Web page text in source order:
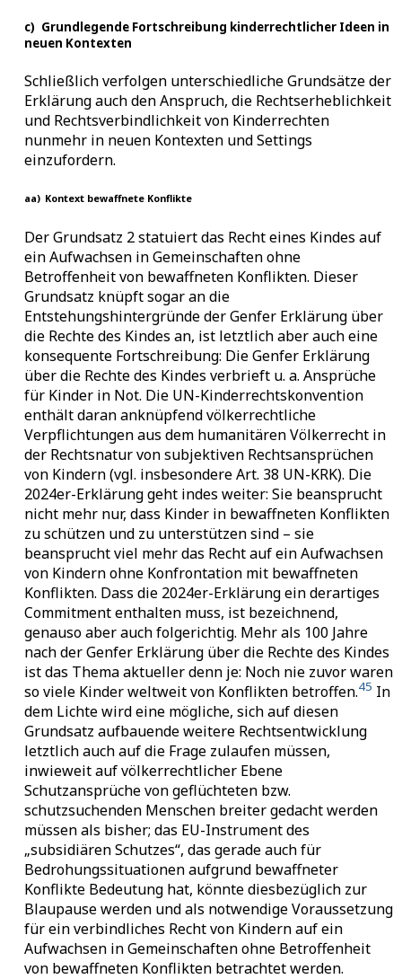
c) Grundlegende Fortschreibung kinderrechtlicher Ideen in
neuen Kontexten
Schließlich verfolgen unterschiedliche Grundsätze der
Erklärung auch den Anspruch, die Rechtserheblichkeit
und Rechtsverbindlichkeit von Kinderrechten
nunmehr in neuen Kontexten und Settings
einzufordern.
aa) Kontext bewaffnete Konflikte
Der Grundsatz 2 statuiert das Recht eines Kindes auf
ein Aufwachsen in Gemeinschaften ohne
Betroffenheit von bewaffneten Konflikten. Dieser
Grundsatz knüpft sogar an die
Entstehungshintergründe der Genfer Erklärung über
die Rechte des Kindes an, ist letztlich aber auch eine
konsequente Fortschreibung: Die Genfer Erklärung
über die Rechte des Kindes verbrieft u. a. Ansprüche
für Kinder in Not. Die UN-Kinderrechtskonvention
enthält daran anknüpfend völkerrechtliche
Verpflichtungen aus dem humanitären Völkerrecht in
der Rechtsnatur von subjektiven Rechtsansprüchen
von Kindern (vgl. insbesondere Art. 38 UN-KRK). Die
2024er-Erklärung geht indes weiter: Sie beansprucht
nicht mehr nur, dass Kinder in bewaffneten Konflikten
zu schützen und zu unterstützen sind – sie
beansprucht viel mehr das Recht auf ein Aufwachsen
von Kindern ohne Konfrontation mit bewaffneten
Konflikten. Dass die 2024er-Erklärung ein derartiges
Commitment enthalten muss, ist bezeichnend,
genauso aber auch folgerichtig. Mehr als 100 Jahre
nach der Genfer Erklärung über die Rechte des Kindes
ist das Thema aktueller denn je: Noch nie zuvor waren
so viele Kinder weltweit von Konflikten betroffen.45 In
dem Lichte wird eine mögliche, sich auf diesen
Grundsatz aufbauende weitere Rechtsentwicklung
letztlich auch auf die Frage zulaufen müssen,
inwieweit auf völkerrechtlicher Ebene
Schutzansprüche von geflüchteten bzw.
schutzsuchenden Menschen breiter gedacht werden
müssen als bisher; das EU-Instrument des
„subsidiären Schutzes“, das gerade auch für
Bedrohungssituationen aufgrund bewaffneter
Konflikte Bedeutung hat, könnte diesbezüglich zur
Blaupause werden und als notwendige Voraussetzung
für ein verbindliches Recht von Kindern auf ein
Aufwachsen in Gemeinschaften ohne Betroffenheit
von bewaffneten Konflikten betrachtet werden.